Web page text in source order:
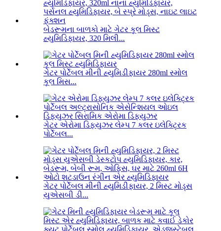
બેડરૂમના બાળકો માટે ગેટર કૂલ મિસ્ટ
હ્યુમિડિફાયર, 320 મિલી...
ગેટર પોર્ટેબલ મીની હ્યુમિડીફાયર 280ml સ્મોલ
કૂલ મિસ...
ગેટર એરોમા ડિફ્યુઝર લેમ્પ 7 કલર ઇલેક્ટ્રિક
પોર્ટેબલ...
ગેટર પોર્ટેબલ મીની હ્યુમિડીફાયર, 2 મિસ્ટ મોડ્સ
યુએસબી ડી...